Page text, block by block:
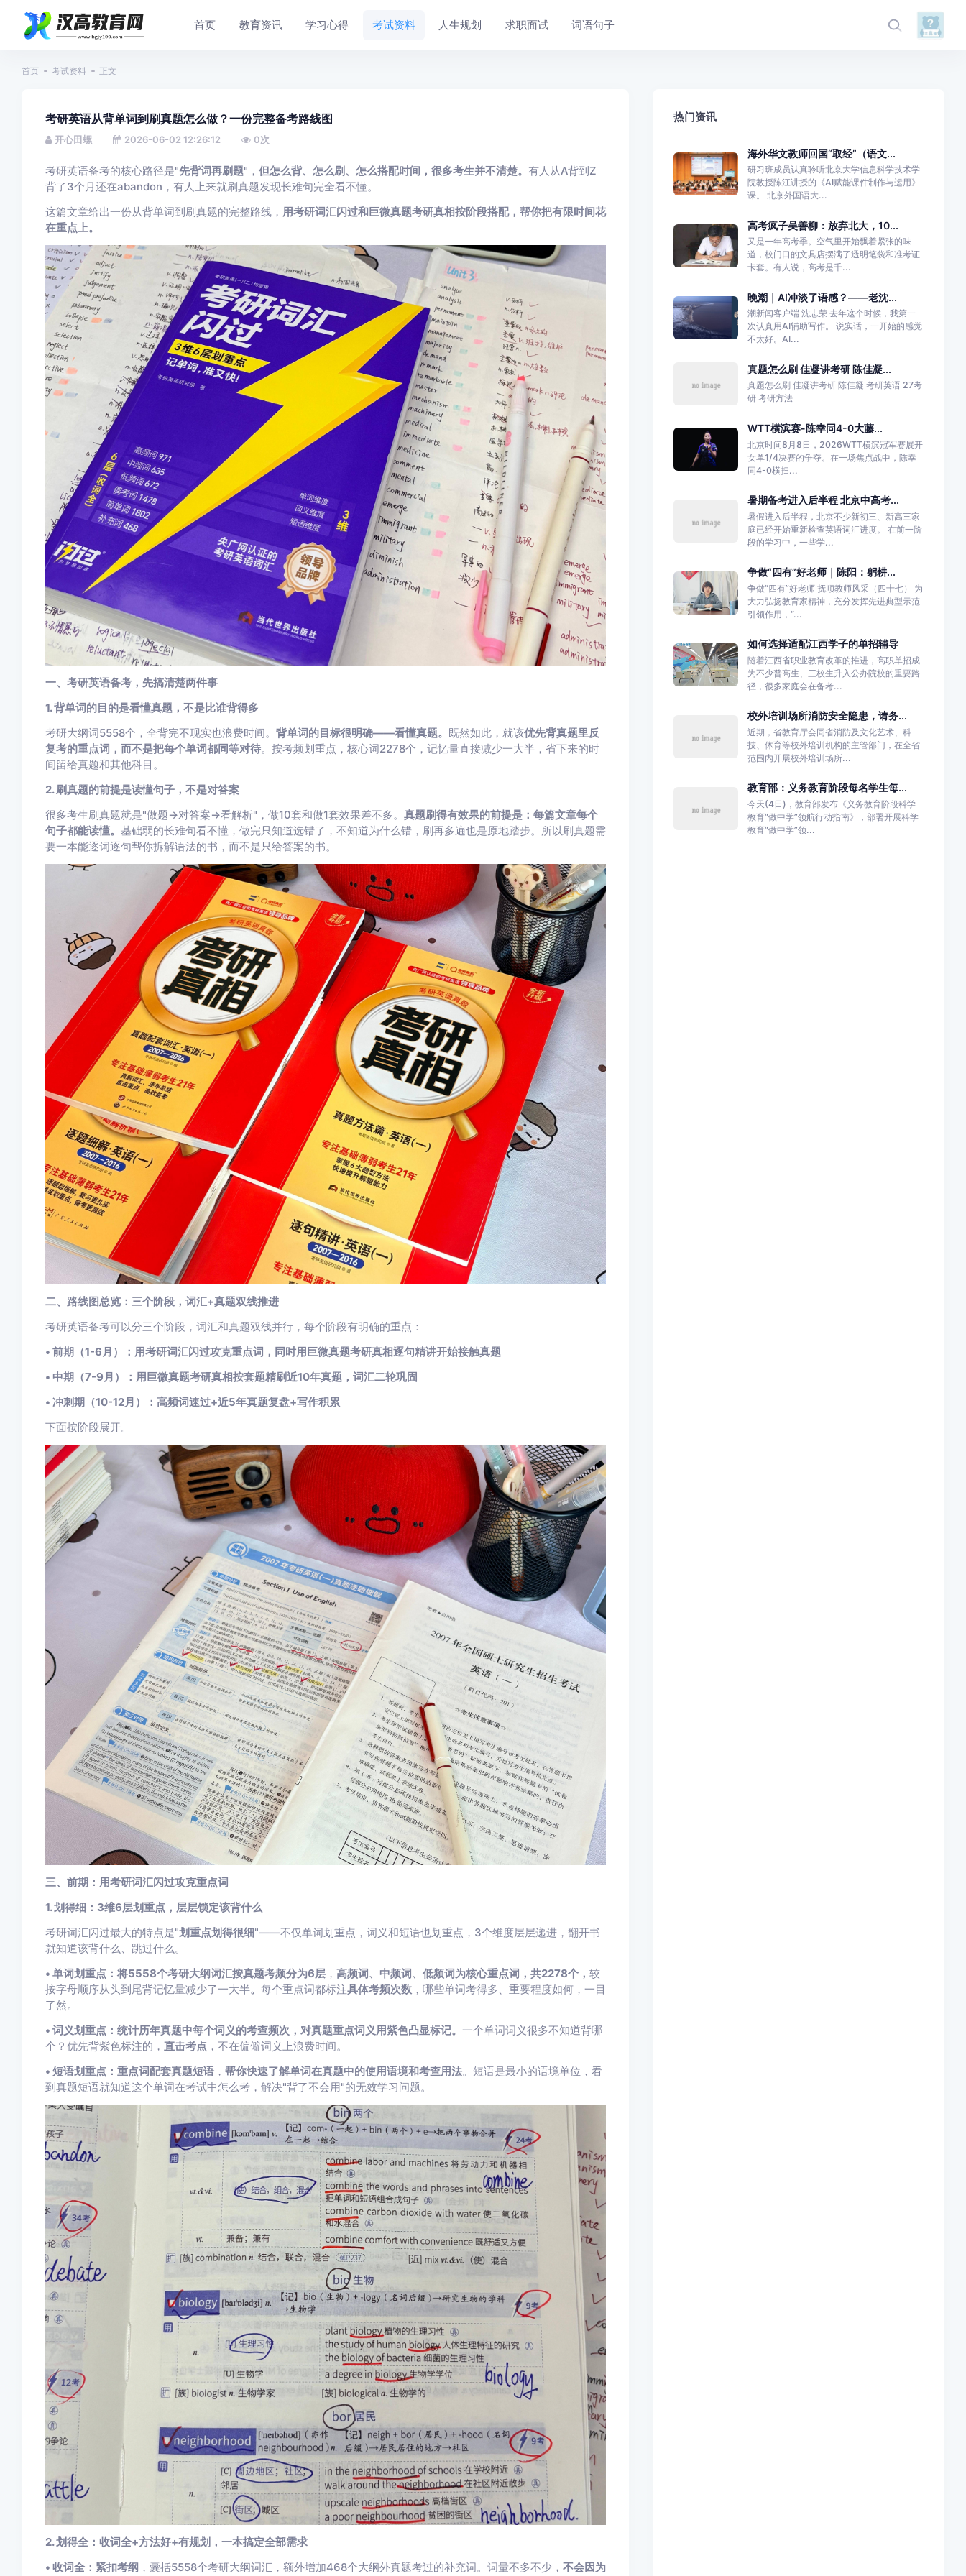
首页 教育资讯 学习心得 考试资料 人生规划 求职面试 词语句子
首页 考试资料 正文
考研英语从背单词到刷真题怎么做？一份完整备考路线图
开心田螺 2026-06-02 12:26:12 0次
考研英语备考的核心路径是"先背词再刷题"， 但怎么背、怎么刷、怎么搭配时间，很多考生并不清楚。 有人从A背到Z
背了3个月还在abandon，有人上来就刷真题发现长难句完全看不懂。
这篇文章给出一份从背单词到刷真题的完整路线， 用考研词汇闪过和巨微真题考研真相按阶段搭配，帮你把有限时间花
在重点上。
一、考研英语备考，先搞清楚两件事
1. 背单词的目的是看懂真题，不是比谁背得多
考研大纲词5558个，全背完不现实也浪费时间。 背单词的目标很明确——看懂真题。 既然如此，就该优先背真题里反
复考的重点词，而不是把每个单词都同等对待。按考频划重点，核心词2278个，记忆量直接减少一大半，省下来的时
间留给真题和其他科目。
2. 刷真题的前提是读懂句子，不是对答案
很多考生刷真题就是"做题→对答案→看解析"，做10套和做1套效果差不多。 真题刷得有效果的前提是：每篇文章每个
句子都能读懂。 基础弱的长难句看不懂，做完只知道选错了，不知道为什么错，刷再多遍也是原地踏步。所以刷真题需
要一本能逐词逐句帮你拆解语法的书，而不是只给答案的书。
二、路线图总览：三个阶段，词汇+真题双线推进
考研英语备考可以分三个阶段，词汇和真题双线并行，每个阶段有明确的重点：
• 前期（1-6月）：用考研词汇闪过攻克重点词，同时用巨微真题考研真相逐句精讲开始接触真题
• 中期（7-9月）：用巨微真题考研真相按套题精刷近10年真题，词汇二轮巩固
• 冲刺期（10-12月）：高频词速过+近5年真题复盘+写作积累
下面按阶段展开。
三、前期：用考研词汇闪过攻克重点词
1. 划得细：3维6层划重点，层层锁定该背什么
考研词汇闪过最大的特点是"划重点划得很细"——不仅单词划重点，词义和短语也划重点，3个维度层层递进，翻开书
就知道该背什么、跳过什么。
• 单词划重点： 将5558个考研大纲词汇按真题考频分为6层， 高频词、中频词、低频词为核心重点词 ，共2278个， 较
按字母顺序从头到尾背记忆量减少了一大半。 每个重点词都标注具体考频次数，哪些单词考得多、重要程度如何，一目
了然。
• 词义划重点： 统计历年真题中每个词义的考查频次， 对真题重点词义用紫色凸显标记。 一个单词词义很多不知道背哪
个？优先背紫色标注的， 直击考点 ，不在偏僻词义上浪费时间。
• 短语划重点： 重点词配套真题短语， 帮你快速了解单词在真题中的使用语境和考查用法。短语是最小的语境单位，看
到真题短语就知道这个单词在考试中怎么考，解决"背了不会用"的无效学习问题。
2. 划得全：收词全+方法好+有规划，一本搞定全部需求
• 收词全： 紧扣考纲 ，囊括5558个考研大纲词汇，额外增加468个大纲外真题考过的补充词。词量不多不少，不会因为
热门资讯
海外华文教师回国“取经”（语文...
研习班成员认真聆听北京大学信息科学技术学
院教授陈江讲授的《AI赋能课件制作与运用》
课。 北京外国语大...
高考疯子吴善柳：放弃北大，10...
又是一年高考季。空气里开始飘着紧张的味
道，校门口的文具店摆满了透明笔袋和准考证
卡套。有人说，高考是千...
晚潮｜AI冲淡了语感？——老沈...
潮新闻客户端 沈志荣 去年这个时候，我第一
次认真用AI辅助写作。 说实话，一开始的感觉
不太好。AI...
真题怎么刷 佳凝讲考研 陈佳凝...
真题怎么刷 佳凝讲考研 陈佳凝 考研英语 27考
研 考研方法
WTT横滨赛-陈幸同4-0大藤...
北京时间8月8日，2026WTT横滨冠军赛展开
女单1/4决赛的争夺。在一场焦点战中，陈幸
同4-0横扫...
暑期备考进入后半程 北京中高考...
暑假进入后半程，北京不少新初三、新高三家
庭已经开始重新检查英语词汇进度。 在前一阶
段的学习中，一些学...
争做“四有”好老师｜陈阳：躬耕...
争做“四有”好老师 抚顺教师风采（四十七） 为
大力弘扬教育家精神，充分发挥先进典型示范
引领作用，“...
如何选择适配江西学子的单招辅导
随着江西省职业教育改革的推进，高职单招成
为不少普高生、三校生升入公办院校的重要路
径，很多家庭会在备考...
校外培训场所消防安全隐患，请务...
近期，省教育厅会同省消防及文化艺术、科
技、体育等校外培训机构的主管部门，在全省
范围内开展校外培训场所...
教育部：义务教育阶段每名学生每...
今天(4日)，教育部发布《义务教育阶段科学
教育“做中学”领航行动指南》，部署开展科学
教育“做中学”领...